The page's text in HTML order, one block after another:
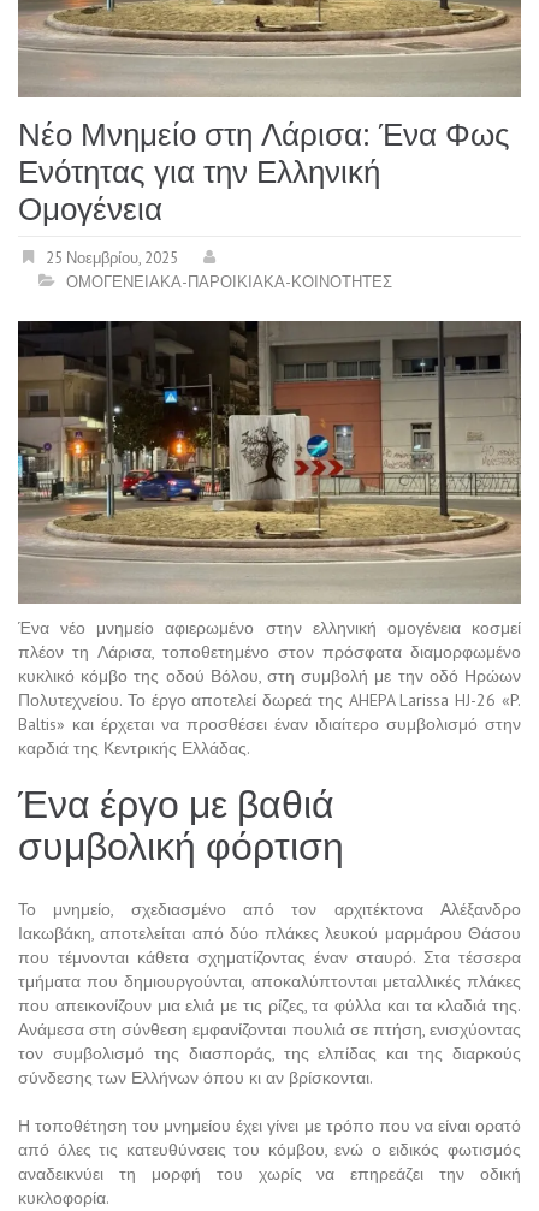
Νέο Μνημείο στη Λάρισα: Ένα Φως
Ενότητας για την Ελληνική
Ομογένεια
25 Νοεμβρίου, 2025
ΟΜΟΓΕΝΕΙΑΚΑ-ΠΑΡΟΙΚΙΑΚΑ-ΚΟΙΝΟΤΗΤΕΣ
Ένα νέο μνημείο αφιερωμένο στην ελληνική ομογένεια κοσμεί
πλέον τη Λάρισα, τοποθετημένο στον πρόσφατα διαμορφωμένο
κυκλικό κόμβο της οδού Βόλου, στη συμβολή με την οδό Ηρώων
Πολυτεχνείου. Το έργο αποτελεί δωρεά της AHEPA Larissa HJ-26 «P.
Baltis» και έρχεται να προσθέσει έναν ιδιαίτερο συμβολισμό στην
καρδιά της Κεντρικής Ελλάδας.
Ένα έργο με βαθιά
συμβολική φόρτιση
Το μνημείο, σχεδιασμένο από τον αρχιτέκτονα Αλέξανδρο
Ιακωβάκη, αποτελείται από δύο πλάκες λευκού μαρμάρου Θάσου
που τέμνονται κάθετα σχηματίζοντας έναν σταυρό. Στα τέσσερα
τμήματα που δημιουργούνται, αποκαλύπτονται μεταλλικές πλάκες
που απεικονίζουν μια ελιά με τις ρίζες, τα φύλλα και τα κλαδιά της.
Ανάμεσα στη σύνθεση εμφανίζονται πουλιά σε πτήση, ενισχύοντας
τον συμβολισμό της διασποράς, της ελπίδας και της διαρκούς
σύνδεσης των Ελλήνων όπου κι αν βρίσκονται.
Η τοποθέτηση του μνημείου έχει γίνει με τρόπο που να είναι ορατό
από όλες τις κατευθύνσεις του κόμβου, ενώ ο ειδικός φωτισμός
αναδεικνύει τη μορφή του χωρίς να επηρεάζει την οδική
κυκλοφορία.